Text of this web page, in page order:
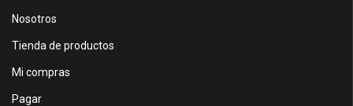
Nosotros
Tienda de productos
Mi compras
Pagar